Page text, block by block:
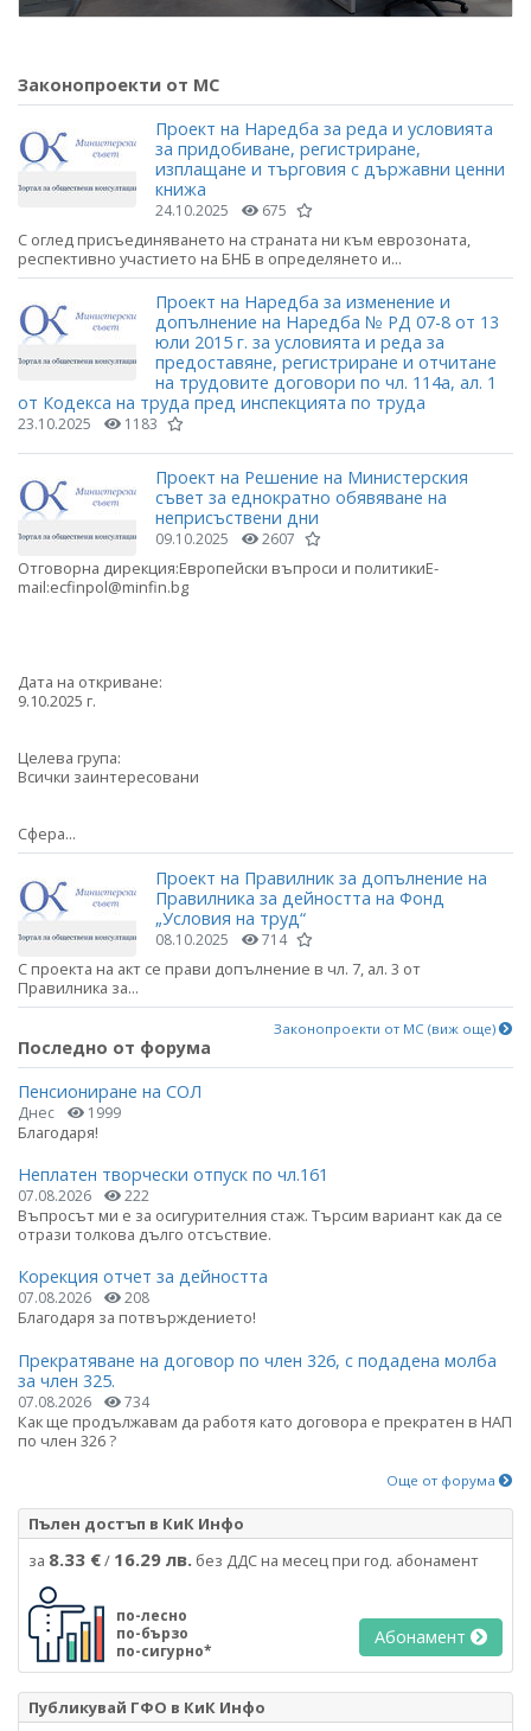
Законопроекти от МС
Проект на Наредба за реда и условията
за придобиване, регистриране,
изплащане и търговия с държавни ценни
книжа
24.10.2025 675
С оглед присъединяването на страната ни към еврозоната,
респективно участието на БНБ в определянето и...
Проект на Наредба за изменение и
допълнение на Наредба № РД 07-8 от 13
юли 2015 г. за условията и реда за
предоставяне, регистриране и отчитане
на трудовите договори по чл. 114а, ал. 1
от Кодекса на труда пред инспекцията по труда
23.10.2025 1183
Проект на Решение на Министерския
съвет за еднократно обявяване на
неприсъствени дни
09.10.2025 2607
Отговорна дирекция:Европейски въпроси и политикиE-
mail:ecfinpol@minfin.bg
Дата на откриване:
9.10.2025 г.
Целева група:
Всички заинтересовани
Сфера...
Проект на Правилник за допълнение на
Правилника за дейността на Фонд
„Условия на труд“
08.10.2025 714
С проекта на акт се прави допълнение в чл. 7, ал. 3 от
Правилника за...
Законопроекти от МС (виж още)
Последно от форума
Пенсиониране на СОЛ
Днес 1999
Благодаря!
Неплатен творчески отпуск по чл.161
07.08.2026 222
Въпросът ми е за осигурителния стаж. Търсим вариант как да се
отрази толкова дълго отсъствие.
Корекция отчет за дейността
07.08.2026 208
Благодаря за потвърждението!
Прекратяване на договор по член 326, с подадена молба
за член 325.
07.08.2026 734
Как ще продължавам да работя като договора е прекратен в НАП
по член 326 ?
Още от форума
Пълен достъп в КиК Инфо
за 8.33 €/ 16.29 лв. без ДДС на месец при год. абонамент
по-лесно
по-бързо
по-сигурно*
Абонамент
Публикувай ГФО в КиК Инфо